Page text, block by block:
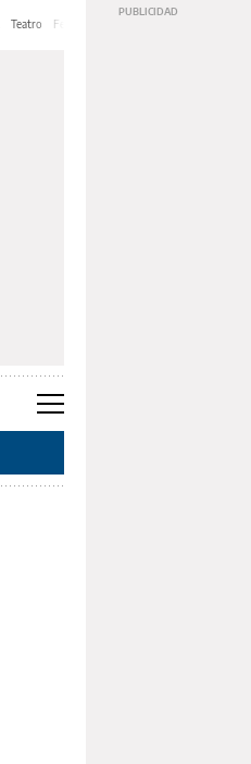
Teatro Feria de Editores